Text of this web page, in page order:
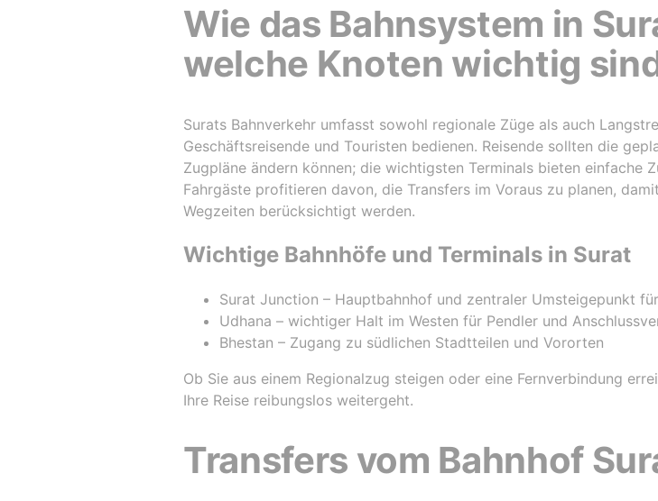
Wie das Bahnsystem in
welche Knoten wichtig
Surats Bahnverkehr umfasst sowohl regionale Züge als auch
Geschäftsreisende und Touristen bedienen. Reisende sollten die
Zugpläne ändern können; die wichtigsten Terminals bieten einfache
Fahrgäste profitieren davon, die Transfers im Voraus zu planen,
Wegzeiten berücksichtigt werden.
Wichtige Bahnhöfe und Terminals in Surat
Surat Junction – Hauptbahnhof und zentraler Umsteigepunkt
Udhana – wichtiger Halt im Westen für Pendler und
Bhestan – Zugang zu südlichen Stadtteilen und Vororten
Ob Sie aus einem Regionalzug steigen oder eine Fernverbindung
Ihre Reise reibungslos weitergeht.
Transfers vom Bahnhof